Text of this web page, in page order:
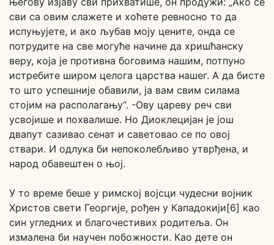
сви са овим слажете и хоћете ревносно то да
испуњујете, и ако љубав моју цените, онда се
потрудите на све могуће начине да хришћанску
веру, која је противна боговима нашим, потпуно
истребите широм целога царства нашег. А да бисте
то што успешније обавили, ја вам свим силама
стојим на располагању“. -Ову цареву реч сви
усвојише и похвалише. Но Диоклецијан је још
двапут сазивао сенат и саветовао се по овој
ствари. И одлука би непоколебљиво утврђена, и
народ обавештен о њој.
У то време беше у римској војсци чудесни војник
Христов свети Георгије, рођен у Кападокији[6] као
син угледних и благочестивих родитеља. Он
измалена би научен побожности. Као дете он